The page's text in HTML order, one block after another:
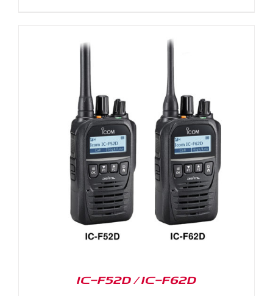
IC-F52D / IC-F62D